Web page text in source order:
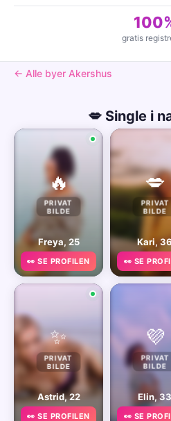
gratis
← Alle byer Akershus
💋 Single i
🔥
PRIVAT
BILDE
Freya, 25
👀 SE PROFILEN
💋
PRIVAT
BILDE
Kari,
👀 SE
✨
PRIVAT
BILDE
Astrid, 22
👀 SE PROFILEN
💜
PRIVAT
BILDE
Elin, 33
👀 SE